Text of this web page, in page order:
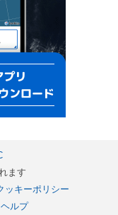
ます
ッキーポリシー
ヘルプ